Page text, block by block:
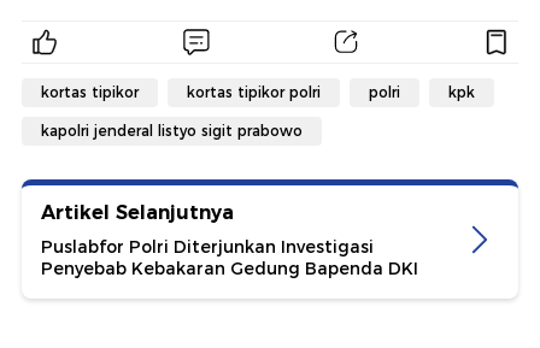
kortas tipikor kortas tipikor polri polri kpk
kapolri jenderal listyo sigit prabowo
Artikel Selanjutnya
Puslabfor Polri Diterjunkan Investigasi
Penyebab Kebakaran Gedung Bapenda DKI